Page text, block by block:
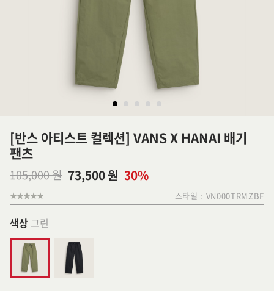
[반스 아티스트 컬렉션] VANS X HANAI 배기
팬츠
105,000 원 73,500 원 30%
스타일 : VN000TRMZBF
색상 그린